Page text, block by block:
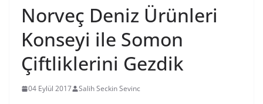
Norveç Deniz Ürünleri
Konseyi ile Somon
Çiftliklerini Gezdik
04 Eylül 2017 Salih Seckin Sevinc